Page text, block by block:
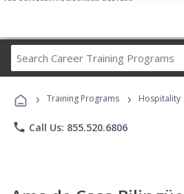
Career
Programs
› Training Programs › Hospitality
phone Call Us: 855.520.6806